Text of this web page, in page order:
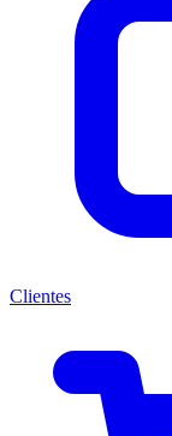
Clientes